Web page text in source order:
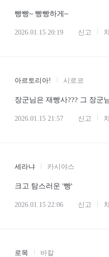
빵빵~ 빵빵하게~
2026.01.15 20:19 신고
아르토리아! 시로코
장군님은 재빵사??? 그 장군
2026.01.15 21:57 신고
세라냐 카시야스
크고 탐스러운 '빵'
2026.01.15 22:06 신고
로목 바칼